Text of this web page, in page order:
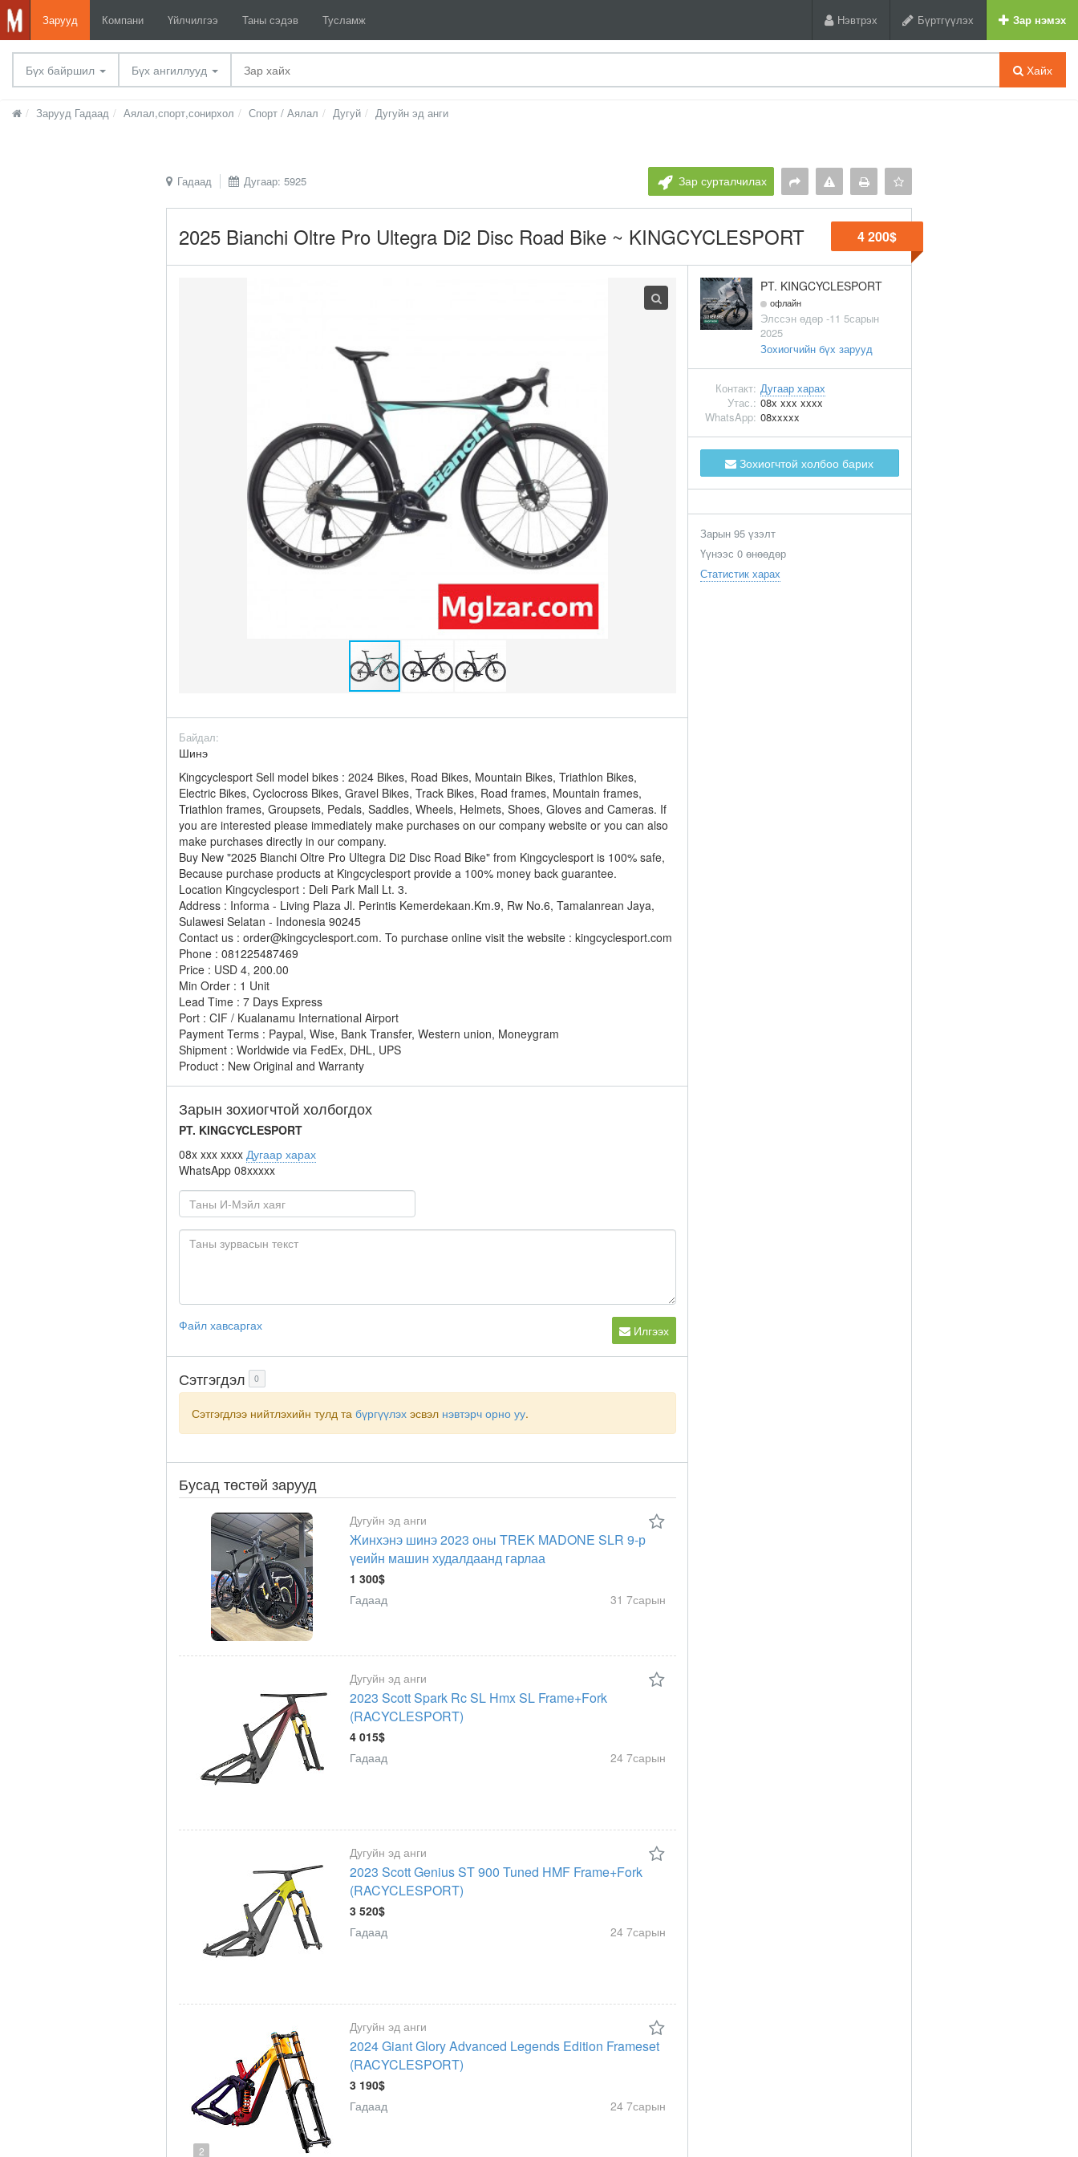
Зарууд Компани Үйлчилгээ Таны сэдэв Тусламж Нэвтрэх Бүртгүүлэх Зар нэмэх
Бүх байршил Бүх ангиллууд Хайх
Зарууд Гадаад Аялал,спорт,сонирхол Спорт / Аялал Дугуй Дугуйн эд анги
Гадаад Дугаар: 5925 Зар сурталчилах
2025 Bianchi Oltre Pro Ultegra Di2 Disc Road Bike ~ KINGCYCLESPORT 4 200$
Байдал:
Шинэ
Kingcyclesport Sell model bikes : 2024 Bikes, Road Bikes, Mountain Bikes, Triathlon Bikes,
Electric Bikes, Cyclocross Bikes, Gravel Bikes, Track Bikes, Road frames, Mountain frames,
Triathlon frames, Groupsets, Pedals, Saddles, Wheels, Helmets, Shoes, Gloves and Cameras. If
you are interested please immediately make purchases on our company website or you can also
make purchases directly in our company.
Buy New "2025 Bianchi Oltre Pro Ultegra Di2 Disc Road Bike" from Kingcyclesport is 100% safe,
Because purchase products at Kingcyclesport provide a 100% money back guarantee.
Location Kingcyclesport : Deli Park Mall Lt. 3.
Address : Informa - Living Plaza Jl. Perintis Kemerdekaan.Km.9, Rw No.6, Tamalanrean Jaya,
Sulawesi Selatan - Indonesia 90245
Contact us : order@kingcyclesport.com. To purchase online visit the website : kingcyclesport.com
Phone : 081225487469
Price : USD 4, 200.00
Min Order : 1 Unit
Lead Time : 7 Days Express
Port : CIF / Kualanamu International Airport
Payment Terms : Paypal, Wise, Bank Transfer, Western union, Moneygram
Shipment : Worldwide via FedEx, DHL, UPS
Product : New Original and Warranty
Зарын зохиогчтой холбогдох
PT. KINGCYCLESPORT
08x xxx xxxx Дугаар харах
WhatsApp 08xxxxx
Файл хавсаргах Илгээх
Сэтгэгдэл 0
Сэтгэгдлээ нийтлэхийн тулд та бүргүүлэх эсвэл нэвтэрч орно уу.
Бусад төстөй зарууд
Дугуйн эд анги
Жинхэнэ шинэ 2023 оны TREK MADONE SLR 9-р
үеийн машин худалдаанд гарлаа
1 300$
Гадаад
31 7сарын
Дугуйн эд анги
2023 Scott Spark Rc SL Hmx SL Frame+Fork
(RACYCLESPORT)
4 015$
Гадаад
24 7сарын
Дугуйн эд анги
2023 Scott Genius ST 900 Tuned HMF Frame+Fork
(RACYCLESPORT)
3 520$
Гадаад
24 7сарын
2
Дугуйн эд анги
2024 Giant Glory Advanced Legends Edition Frameset
(RACYCLESPORT)
3 190$
Гадаад
24 7сарын
PT. KINGCYCLESPORT
офлайн
Элссэн өдөр -11 5сарын
2025
Зохиогчийн бүх зарууд
Контакт: Дугаар харах
Утас.: 08x xxx xxxx
WhatsApp: 08xxxxx
Зохиогчтой холбоо барих
Зарын 95 үзэлт
Үүнээс 0 өнөөдөр
Статистик харах